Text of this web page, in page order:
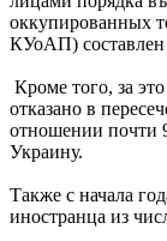
оккупированных
КУоАП) составлен
Кроме того, за
отказано в
отношении почти
Украину.
Также с начала
иностранца из